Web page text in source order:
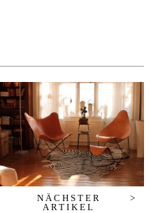
NÄCHSTER
ARTIKEL